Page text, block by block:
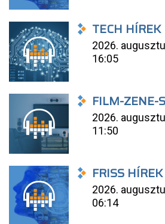
TECH HÍREK
2026.
16:05
FILM-ZENE-
2026.
11:50
FRISS HÍREK
2026.
06:14